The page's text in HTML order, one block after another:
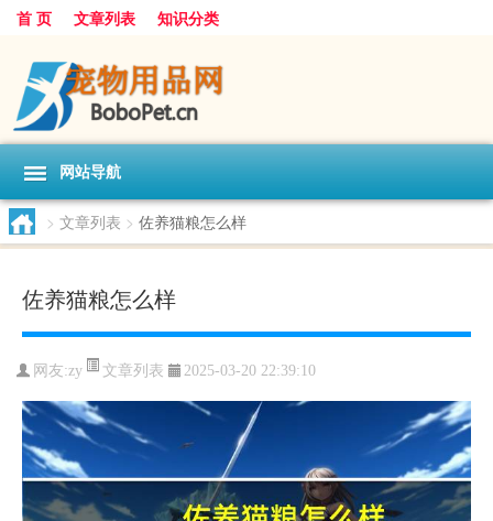
首 页 文章列表 知识分类
网站导航
> 文章列表 > 佐养猫粮怎么样
佐养猫粮怎么样
网友:zy 文章列表 2025-03-20 22:39:10